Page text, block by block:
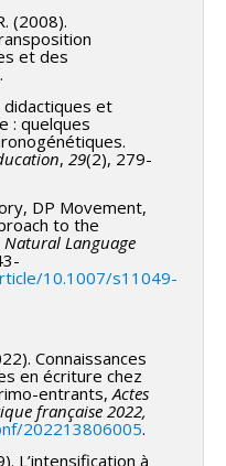
(2008).
et des
didactiques et
: quelques
, 29(2), 279-
DP Movement,
to the
Natural Language
10.1007/s11049-
Connaissances
en écriture chez
entrants,Actes
française 2022,
202213806005.
L’intensification à